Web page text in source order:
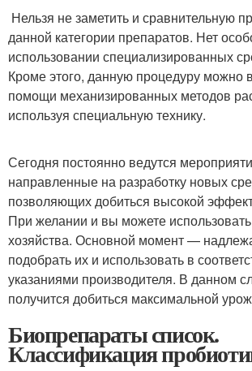
Нельзя не заметить и сравнительную
данной категории препаратов. Нет
использовании специализированных
Кроме этого, данную процедуру можно
помощи механизированных методов
используя специальную технику.
Сегодня постоянно ведутся
направленные на разработку новых
позволяющих добиться высокой
При желании и вы можете
хозяйства. Основной момент —
подобрать их и использовать в
указаниями производителя. В данном
получится добиться максимальной
Биопрепараты список.
Классификация